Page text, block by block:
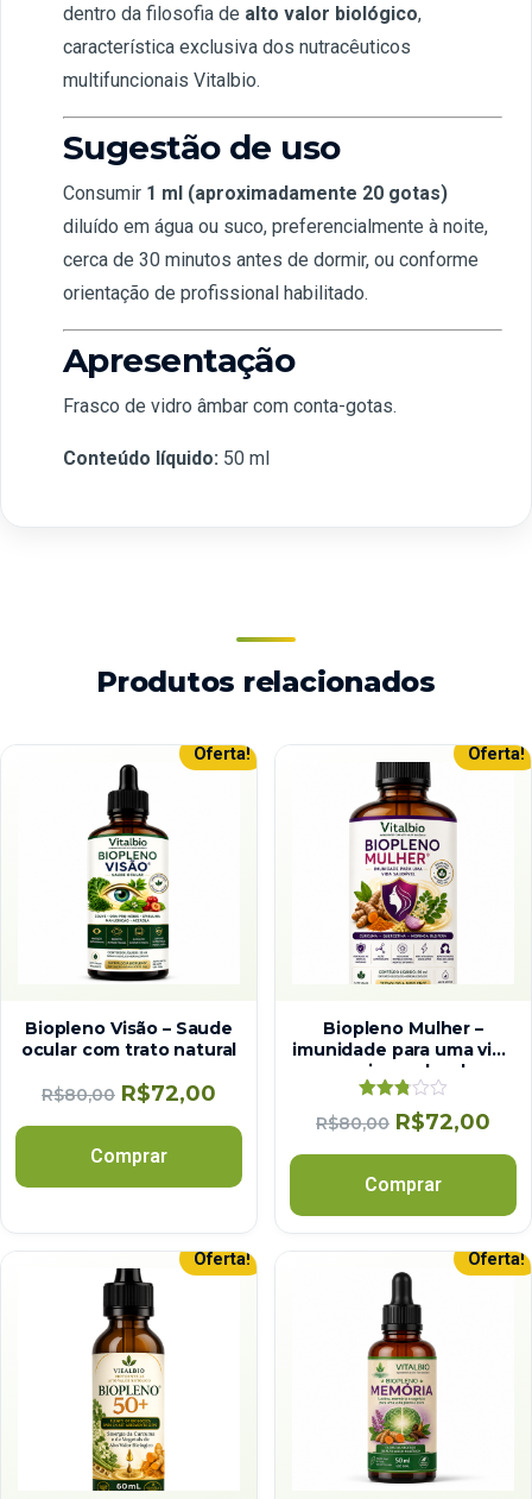
dentro da filosofia de alto valor biológico,
característica exclusiva dos nutracêuticos
multifuncionais Vitalbio.
Sugestão de uso
Consumir 1 ml (aproximadamente 20 gotas)
diluído em água ou suco, preferencialmente à noite,
cerca de 30 minutos antes de dormir, ou conforme
orientação de profissional habilitado.
Apresentação
Frasco de vidro âmbar com conta-gotas.
Conteúdo líquido: 50 ml
Produtos relacionados
Oferta!
Biopleno Visão – Saude
ocular com trato natural
R$80,00 R$72,00
Comprar
Oferta!
Biopleno Mulher –
imunidade para uma vida
mais saudavel
Avaliação
2.78
R$80,00 R$72,00
Comprar
Oferta! Oferta!